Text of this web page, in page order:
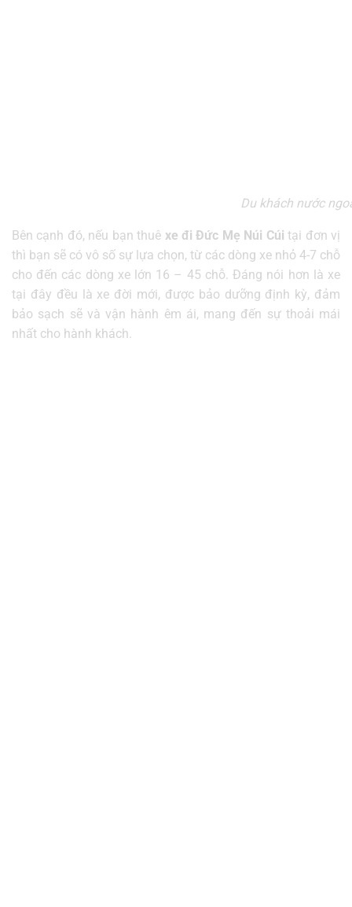
Du khách nước
Bên cạnh đó, nếu bạn thuê xe đi Đức Mẹ Núi Cúi tại đơn vị
thì bạn sẽ có vô số sự lựa chọn, từ các dòng xe nhỏ 4-7 chỗ
cho đến các dòng xe lớn 16 – 45 chỗ. Đáng nói hơn là xe
tại đây đều là xe đời mới, được bảo dưỡng định kỳ, đảm
bảo sạch sẽ và vận hành êm ái, mang đến sự thoải mái
nhất cho hành khách.